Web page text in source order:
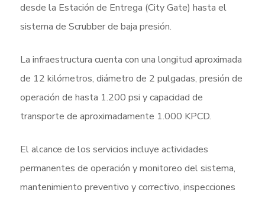
desde la Estación de Entrega (City Gate) hasta el
sistema de Scrubber de baja presión.
La infraestructura cuenta con una longitud aproximada
de 12 kilómetros, diámetro de 2 pulgadas, presión de
operación de hasta 1.200 psi y capacidad de
transporte de aproximadamente 1.000 KPCD.
El alcance de los servicios incluye actividades
permanentes de operación y monitoreo del sistema,
mantenimiento preventivo y correctivo, inspecciones